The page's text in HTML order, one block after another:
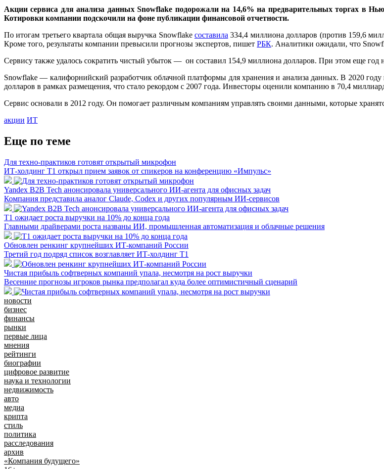
Акции сервиса для анализа данных Snowflake подорожали на 14,6% на предварительных торгах в
Котировки компании подскочили на фоне публикации финансовой отчетности.
По итогам третьего квартала общая выручка Snowflake составила 334,4 миллиона долларов (против 159,6
Кроме того, результаты компании превысили прогнозы экспертов, пишет РБК. Аналитики ожидали, что
Сервису также удалось сократить чистый убыток — он составил 154,9 миллиона долларов. При этом еще год
Snowflake — калифорнийский разработчик облачной платформы для хранения и анализа данных. В 2020
долларов в рамках размещения, что стало рекордом с 2007 года. Инвесторы оценили компанию в 70,4
Сервис основали в 2012 году. Он помогает различным компаниям управлять своими данными, которые
акции ИТ
Еще по теме
Для техно-практиков готовят открытый микрофон
ИТ-холдинг Т1 открыл прием заявок от спикеров на конференцию «Импульс»
Yandex B2B Tech анонсировала универсального ИИ-агента для офисных задач
Компания представила аналог Claude, Codex и других популярным ИИ-сервисов
Т1 ожидает роста выручки на 10% до конца года
Главными драйверами роста названы ИИ, промышленная автоматизация и облачные решения
Обновлен ренкинг крупнейших ИТ-компаний России
Третий год подряд список возглавляет ИТ-холдинг Т1
Чистая прибыль софтверных компаний упала, несмотря на рост выручки
Весенние прогнозы игроков рынка предполагал куда более оптимистичный сценарий
новости
бизнес
финансы
рынки
первые лица
мнения
рейтинги
биографии
цифровое развитие
наука и технологии
недвижимость
авто
медиа
крипта
стиль
политика
расследования
архив
«Компания будущего»